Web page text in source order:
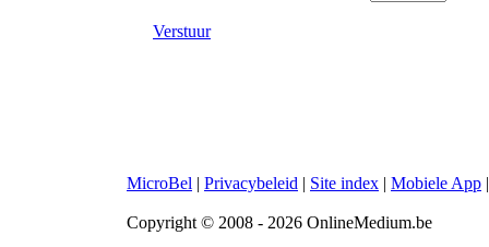
Verstuur
MicroBel | Privacybeleid | Site index | Mobiele App
Copyright © 2008 - 2026 OnlineMedium.be